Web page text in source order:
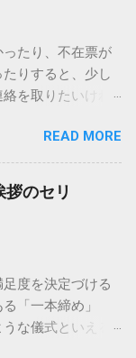
たり、不在票が
りすると、少し
を取りたいけれ
いはずです。 福山
ませんが、個人
。大切なのは、
。この記事で
、再配達の依頼
る方法を詳しく
会社です。特に
おいて圧倒的な
の宅配業者と少し
READ MORE
のセリ
度を決定づける
「一本締め」
な儀式といえる